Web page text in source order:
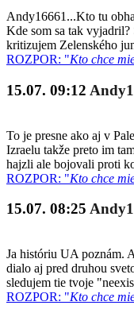
Andy16661...Kto tu
Kde som sa tak vyjadril?
kritizujem Zelenského
ROZPOR: "Kto chce
15.07. 09:12
To je presne ako aj v
Izraelu takže preto im
hajzli ale bojovali proti
ROZPOR: "Kto chce
15.07. 08:25
Ja históriu UA poznám.
dialo aj pred druhou
sledujem tie tvoje
ROZPOR: "Kto chce